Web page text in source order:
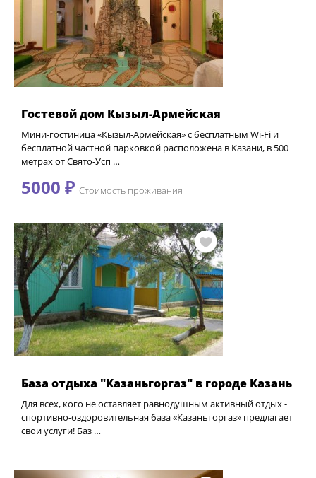
Гостевой дом Кызыл-Армейская
Мини-гостиница «Кызыл-Армейская» с бесплатным Wi-Fi и
бесплатной частной парковкой расположена в Казани, в 500
метрах от Свято-Усп …
5000 ₽ Стоимость проживания
База отдыха "Казаньгоргаз" в городе Казань
Для всех, кого не оставляет равнодушным активный отдых -
спортивно-оздоровительная база «Казаньгоргаз» предлагает
свои услуги! Баз …